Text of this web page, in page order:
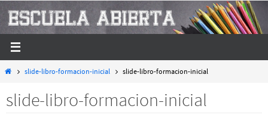
contenido
Inicioslide-libro-formacion-inicial slide-libro-formacion-inicial
slide-libro-formacion-inicial